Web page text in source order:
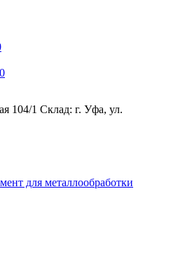
0
104/1 Склад: г. Уфа, ул.